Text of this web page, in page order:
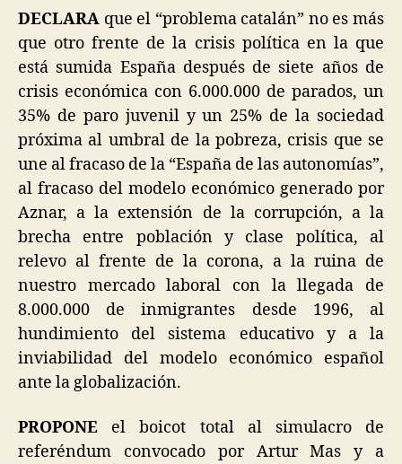
DECLARA que el “problema catalán” no es más
que otro frente de la crisis política en la que
está sumida España después de siete años de
crisis económica con 6.000.000 de parados, un
35% de paro juvenil y un 25% de la sociedad
próxima al umbral de la pobreza, crisis que se
une al fracaso de la “España de las autonomías”,
al fracaso del modelo económico generado por
Aznar, a la extensión de la corrupción, a la
brecha entre población y clase política, al
relevo al frente de la corona, a la ruina de
nuestro mercado laboral con la llegada de
8.000.000 de inmigrantes desde 1996, al
hundimiento del sistema educativo y a la
inviabilidad del modelo económico español
ante la globalización.
PROPONE el boicot total al simulacro de
referéndum convocado por Artur Mas y a